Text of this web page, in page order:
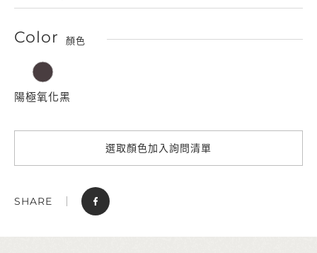
Color 顏色
陽極氧化黑
選取顏色加入詢問清單
SHARE